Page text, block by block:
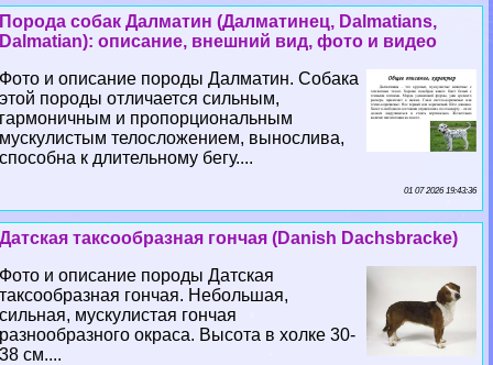
Порода собак Далматин (Далматинец, Dalmatians,
Dalmatian): описание, внешний вид, фото и видео
Фото и описание породы Далматин. Собака
этой породы отличается сильным,
гармоничным и пропорциональным
мускулистым телосложением, вынослива,
способна к длительному бегу....
01 07 2026 19:43:36
Датская таксообразная гончая (Danish Dachsbracke)
Фото и описание породы Датская
таксообразная гончая. Небольшая,
сильная, мускулистая гончая
разнообразного окраса. Высота в холке 30-
38 см....